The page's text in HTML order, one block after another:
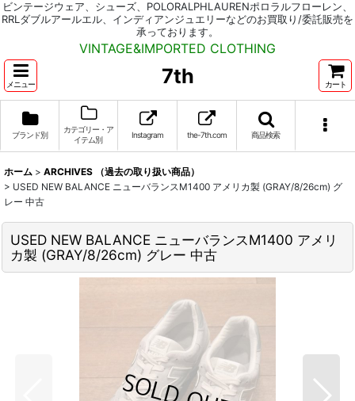
ビンテージウェア、シューズ、POLORALPHLAURENポロラルフローレン、
RRLダブルアールエル、インディアンジュエリーなどのお買取り/委託販売を
承っております。
VINTAGE&IMPORTED CLOTHING
メニュー 7th カート
ブランド別
カテゴリー・ア
イテム別
Instagram the-7th.com 商品検索
ホーム > ARCHIVES （過去の取り扱い商品）
> USED NEW BALANCE ニューバランスM1400 アメリカ製 (GRAY/8/26cm) グ
レー 中古
USED NEW BALANCE ニューバランスM1400 アメリ
カ製 (GRAY/8/26cm) グレー 中古